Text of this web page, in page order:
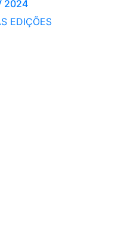
2024
EDIÇÕES